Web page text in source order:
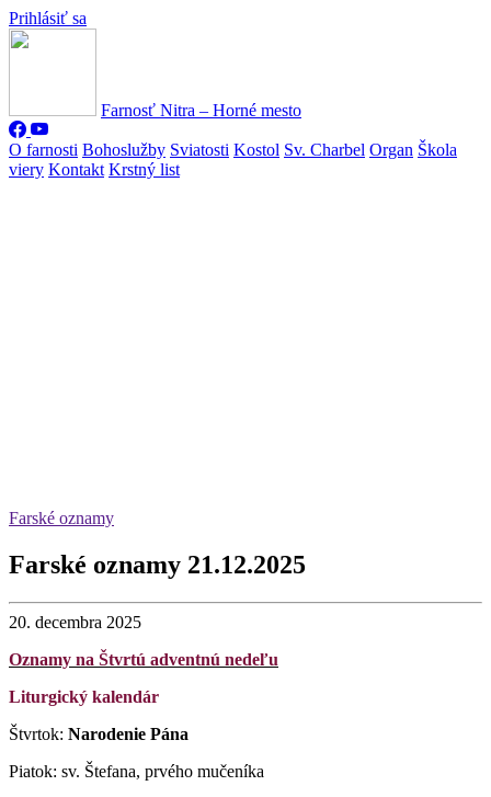
Prihlásiť sa
Farnosť Nitra – Horné mesto
O farnosti Bohoslužby Sviatosti Kostol Sv. Charbel Organ Škola
viery Kontakt Krstný list
Farské oznamy
Farské oznamy 21.12.2025
20. decembra 2025
Oznamy na Štvrtú adventnú nedeľu
Liturgický kalendár
Štvrtok: Narodenie Pána
Piatok: sv. Štefana, prvého mučeníka